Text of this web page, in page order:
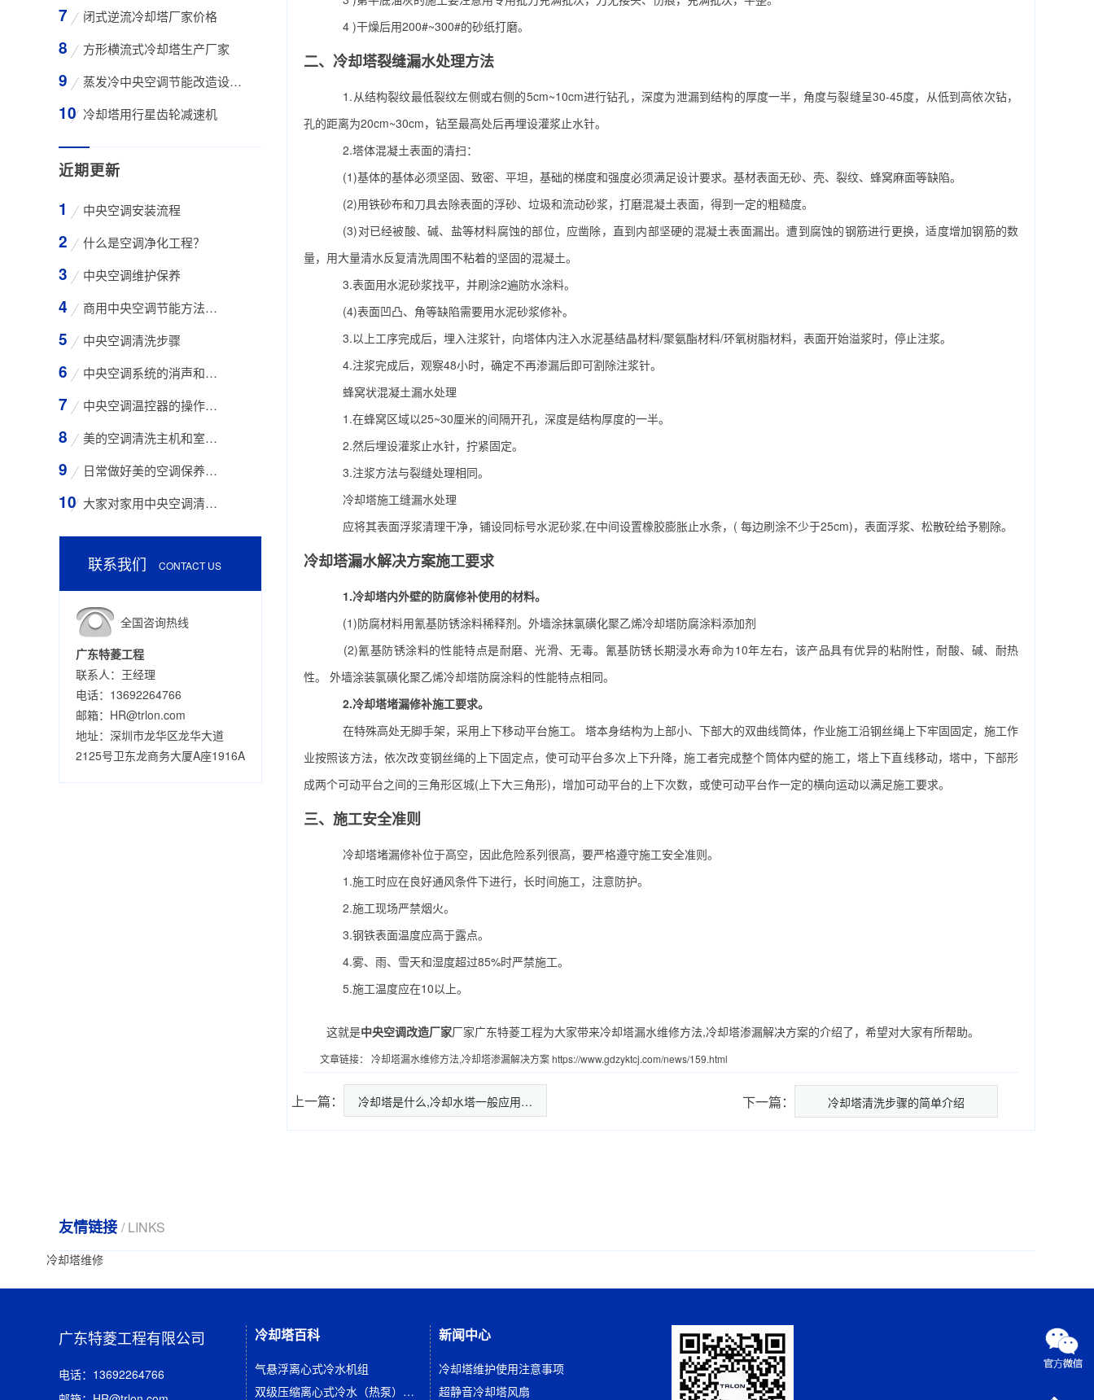
闭式逆流冷却塔厂家价格
方形横流式冷却塔生产厂家
蒸发冷中央空调节能改造设备WK-30TA 4*3HP
冷却塔用行星齿轮减速机
近期更新
中央空调安装流程
什么是空调净化工程？
中央空调维护保养
商用中央空调节能方法与技巧
中央空调清洗步骤
中央空调系统的消声和减振措施
中央空调温控器的操作方法
美的空调清洗主机和室外空气入口的步骤
日常做好美的空调保养工作有哪些好处？
大家对家用中央空调清洗存在哪些误区？
联系我们 CONTACT US
全国咨询热线
广东特菱工程
联系人：王经理
电话：13692264766
邮箱：HR@trlon.com
地址：深圳市龙华区龙华大道
2125号卫东龙商务大厦A座1916A
4 )干燥后用200#~300#的砂纸打磨。
二、冷却塔裂缝漏水处理方法
1.从结构裂纹最低裂纹左侧或右侧的5cm~10cm进行钻孔，深度为泄漏到结构的厚度一半，角度与裂缝呈30-45度，从低到高依次钻，
孔的距离为20cm~30cm，钻至最高处后再埋设灌浆止水针。
2.塔体混凝土表面的清扫：
(1)基体的基体必须坚固、致密、平坦，基础的梯度和强度必须满足设计要求。基材表面无砂、壳、裂纹、蜂窝麻面等缺陷。
(2)用铁砂布和刀具去除表面的浮砂、垃圾和流动砂浆，打磨混凝土表面，得到一定的粗糙度。
(3)对已经被酸、碱、盐等材料腐蚀的部位，应凿除，直到内部坚硬的混凝土表面漏出。遭到腐蚀的钢筋进行更换，适度增加钢筋的数
量，用大量清水反复清洗周围不粘着的坚固的混凝土。
3.表面用水泥砂浆找平，并刷涂2遍防水涂料。
(4)表面凹凸、角等缺陷需要用水泥砂浆修补。
3.以上工序完成后，埋入注浆针，向塔体内注入水泥基结晶材料/聚氨酯材料/环氧树脂材料，表面开始溢浆时，停止注浆。
4.注浆完成后，观察48小时，确定不再渗漏后即可割除注浆针。
蜂窝状混凝土漏水处理
1.在蜂窝区域以25~30厘米的间隔开孔，深度是结构厚度的一半。
2.然后埋设灌浆止水针，拧紧固定。
3.注浆方法与裂缝处理相同。
冷却塔施工缝漏水处理
应将其表面浮浆清理干净，铺设同标号水泥砂浆,在中间设置橡胶膨胀止水条，( 每边刷涂不少于25cm)，表面浮浆、松散砼给予剔除。
冷却塔漏水解决方案施工要求
1.冷却塔内外壁的防腐修补使用的材料。
(1)防腐材料用氰基防锈涂料稀释剂。外墙涂抹氯磺化聚乙烯冷却塔防腐涂料添加剂
(2)氰基防锈涂料的性能特点是耐磨、光滑、无毒。氰基防锈长期浸水寿命为10年左右，该产品具有优异的粘附性，耐酸、碱、耐热
性。 外墙涂装氯磺化聚乙烯冷却塔防腐涂料的性能特点相同。
2.冷却塔堵漏修补施工要求。
在特殊高处无脚手架，采用上下移动平台施工。 塔本身结构为上部小、下部大的双曲线筒体，作业施工沿钢丝绳上下牢固固定，施工作
业按照该方法，依次改变钢丝绳的上下固定点，使可动平台多次上下升降，施工者完成整个筒体内壁的施工，塔上下直线移动，塔中，下部形
成两个可动平台之间的三角形区城(上下大三角形)，增加可动平台的上下次数，或使可动平台作一定的横向运动以满足施工要求。
三、施工安全准则
冷却塔堵漏修补位于高空，因此危险系列很高，要严格遵守施工安全准则。
1.施工时应在良好通风条件下进行，长时间施工，注意防护。
2.施工现场严禁烟火。
3.钢铁表面温度应高于露点。
4.雾、雨、雪天和湿度超过85%时严禁施工。
5.施工温度应在10以上。
这就是中央空调改造厂家厂家广东特菱工程为大家带来冷却塔漏水维修方法,冷却塔渗漏解决方案的介绍了，希望对大家有所帮助。
文章链接： 冷却塔漏水维修方法,冷却塔渗漏解决方案https://www.gdzyktcj.com/news/159.html
上一篇： 冷却塔是什么,冷却水塔一般应用… 下一篇： 冷却塔清洗步骤的简单介绍
友情链接 / LINKS
冷却塔维修
广东特菱工程有限公司
电话：13692264766
冷却塔百科
气悬浮离心式冷水机组
双级压缩离心式冷水（热泵）机组
新闻中心
冷却塔维护使用注意事项
超静音冷却塔风扇